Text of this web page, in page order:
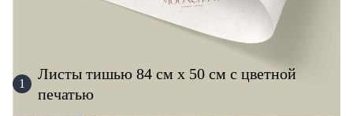
1
Листы тишью 84 см х 50 см с цветной
печатью